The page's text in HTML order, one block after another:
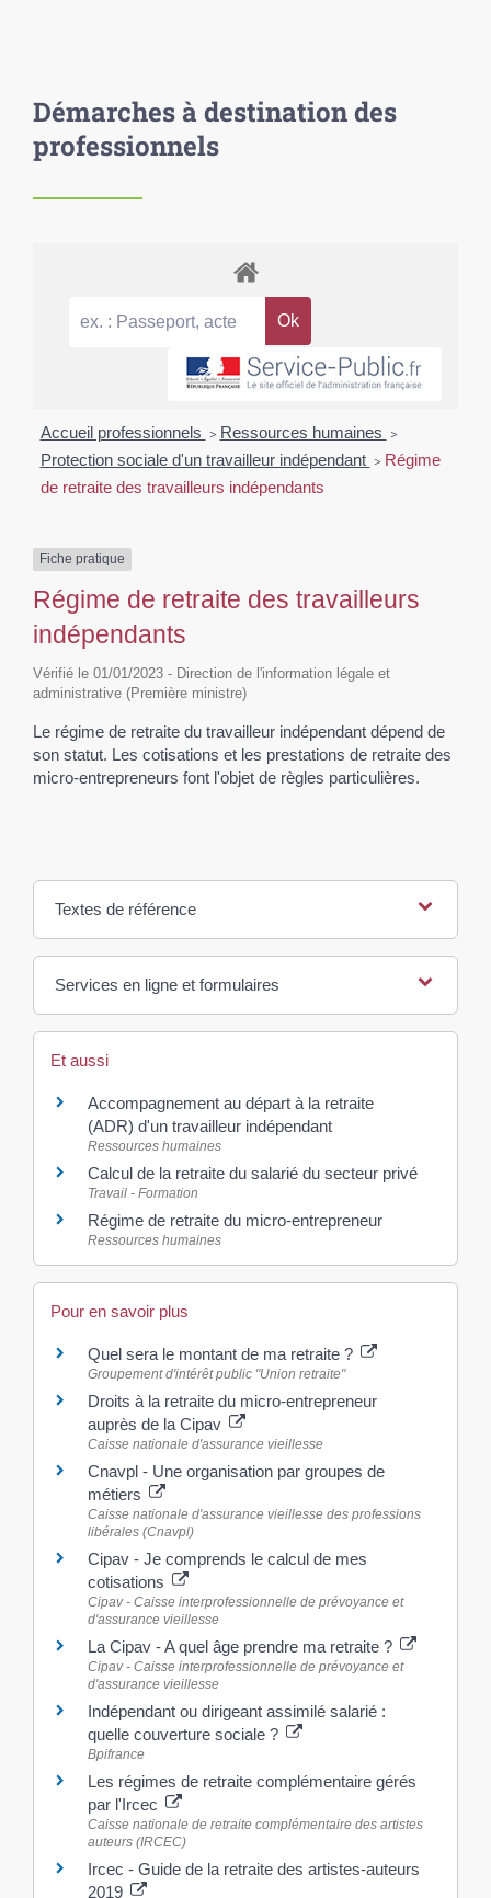
Démarches à destination des
professionnels
Accueil professionnels > Ressources humaines >
Protection sociale d'un travailleur indépendant > Régime
de retraite des travailleurs indépendants
Fiche pratique
Régime de retraite des travailleurs
indépendants
Vérifié le 01/01/2023 - Direction de l'information légale et
administrative (Première ministre)
Le régime de retraite du travailleur indépendant dépend de
son statut. Les cotisations et les prestations de retraite des
micro-entrepreneurs font l'objet de règles particulières.
Textes de référence
Services en ligne et formulaires
Et aussi
Accompagnement au départ à la retraite
(ADR) d'un travailleur indépendant
Ressources humaines
Calcul de la retraite du salarié du secteur privé
Travail - Formation
Régime de retraite du micro-entrepreneur
Ressources humaines
Pour en savoir plus
Quel sera le montant de ma retraite ?
Groupement d'intérêt public "Union retraite"
Droits à la retraite du micro-entrepreneur
auprès de la Cipav
Caisse nationale d'assurance vieillesse
Cnavpl - Une organisation par groupes de
métiers
Caisse nationale d'assurance vieillesse des professions
libérales (Cnavpl)
Cipav - Je comprends le calcul de mes
cotisations
Cipav - Caisse interprofessionnelle de prévoyance et
d'assurance vieillesse
La Cipav - A quel âge prendre ma retraite ?
Cipav - Caisse interprofessionnelle de prévoyance et
d'assurance vieillesse
Indépendant ou dirigeant assimilé salarié :
quelle couverture sociale ?
Bpifrance
Les régimes de retraite complémentaire gérés
par l'Ircec
Caisse nationale de retraite complémentaire des artistes
auteurs (IRCEC)
Ircec - Guide de la retraite des artistes-auteurs
2019